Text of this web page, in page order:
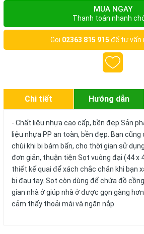
MUA NGAY
Thanh toán nhanh
Gọi 02363 815 915 để tư vấn
Chi tiết Hướng dẫn
- Chất liệu nhựa cao cấp, bền đẹp Sản
liệu nhựa PP an toàn, bền đẹp. Bạn cũng
chùi khi bị bám bẩn, cho thời gian sử
đơn giản, thuận tiện Sọt vuông đại (44 x
thiết kế quai để xách chắc chắn khi bạn
bị đau tay. Sọt còn dùng để chứa đồ
gian nhà ở giúp nhà ở được gọn gàng
cảm thấy thoải mái và ngăn nắp.